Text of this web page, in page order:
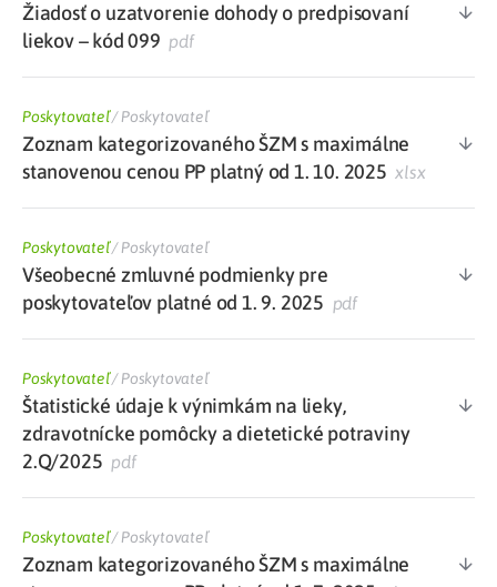
Žiadosť o uzatvorenie dohody o predpisovaní
liekov – kód 099 pdf
Poskytovateľ/Poskytovateľ
Zoznam kategorizovaného ŠZM s maximálne
stanovenou cenou PP platný od 1. 10. 2025 xlsx
Poskytovateľ/Poskytovateľ
Všeobecné zmluvné podmienky pre
poskytovateľov platné od 1. 9. 2025 pdf
Poskytovateľ/Poskytovateľ
Štatistické údaje k výnimkám na lieky,
zdravotnícke pomôcky a dietetické potraviny
2.Q/2025 pdf
Poskytovateľ/Poskytovateľ
Zoznam kategorizovaného ŠZM s maximálne